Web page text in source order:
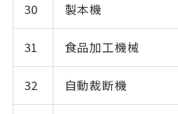
30 製本機
31 食品加工機械
32 自動裁断機